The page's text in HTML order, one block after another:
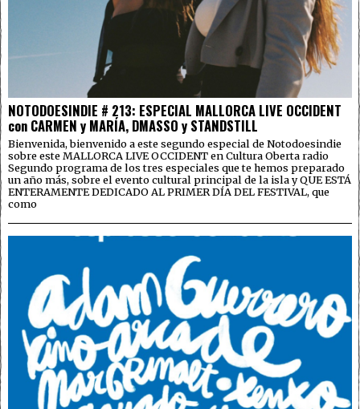
NOTODOESINDIE # 213: ESPECIAL MALLORCA LIVE OCCIDENT
con CARMEN y MARÍA, DMASSO y STANDSTILL
Bienvenida, bienvenido a este segundo especial de Notodoesindie
sobre este MALLORCA LIVE OCCIDENT en Cultura Oberta radio
Segundo programa de los tres especiales que te hemos preparado
un año más, sobre el evento cultural principal de la isla y QUE ESTÁ
ENTERAMENTE DEDICADO AL PRIMER DÍA DEL FESTIVAL, que
como